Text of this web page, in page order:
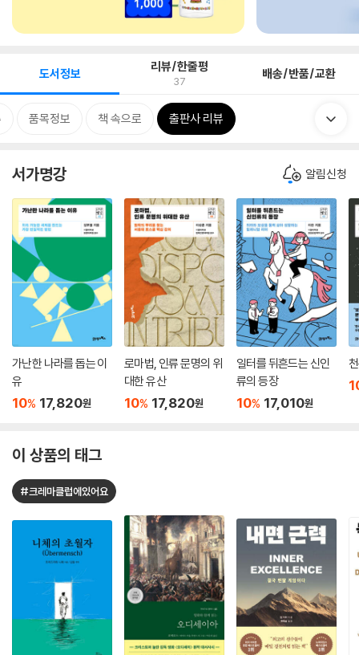
도서정보 리뷰/한줄평
37 배송/반품/교환
품목정보 책 속으로 출판사 리뷰
서가명강 알림신청
가난한 나라를 돕는 이
유
10% 17,820원
로마법, 인류 문명의 위
대한 유산
10% 17,820원
일터를 뒤흔드는 신인
류의 등장
10% 17,010원
이 상품의 태그
#크레마클럽에있어요